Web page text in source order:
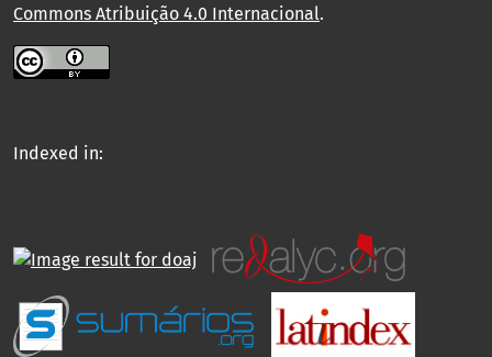
Commons Atribuição 4.0 Internacional.
Indexed in: